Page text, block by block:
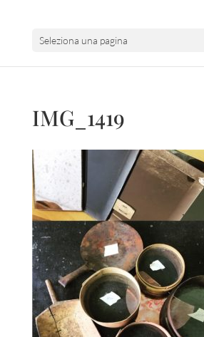
Seleziona una pagina
IMG_1419